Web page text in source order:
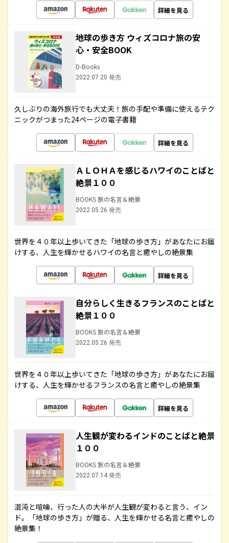
詳細を見る
地球の歩き方 ウィズコロナ旅の安
心・安全BOOK
D-Books
2022.07.20 発売
久しぶりの海外旅行でも大丈夫！旅の手配や準備に使えるテク
ニックがつまった24ページの電子書籍
詳細を見る
ＡＬＯＨＡを感じるハワイのことばと
絶景１００
BOOKS 旅の名言＆絶景
2022.05.26 発売
世界を４０年以上歩いてきた「地球の歩き方」があなたにお届
けする、人生を輝かせるハワイの名言と癒やしの絶景集
詳細を見る
自分らしく生きるフランスのことばと
絶景１００
BOOKS 旅の名言＆絶景
2022.05.26 発売
世界を４０年以上歩いてきた「地球の歩き方」があなたにお届
けする、人生を輝かせるフランスの名言と癒やしの絶景集
詳細を見る
人生観が変わるインドのことばと絶景
１００
BOOKS 旅の名言＆絶景
2022.07.14 発売
混沌と喧噪、行った人の大半が人生観が変わると言う、イン
ド。「地球の歩き方」が贈る、人生を輝かせる名言と癒やしの
絶景集！